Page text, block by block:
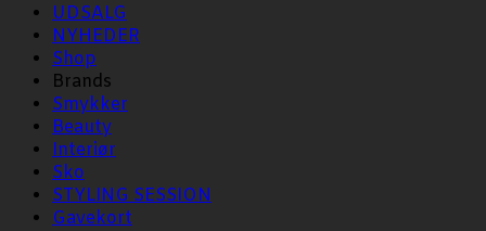
UDSALG
NYHEDER
Shop
Brands
Smykker
Beauty
Interiør
Sko
STYLING SESSION
Gavekort